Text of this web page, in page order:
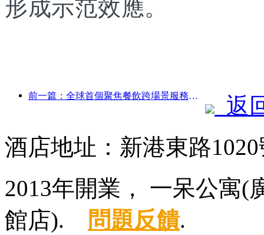
形成示范效應。
前一篇：全球首個聚焦餐飲跨場景服務的人形機器人發布
返
酒店地址：新港東路
2013年開業， 一呆公寓(
館店).
問題反饋.